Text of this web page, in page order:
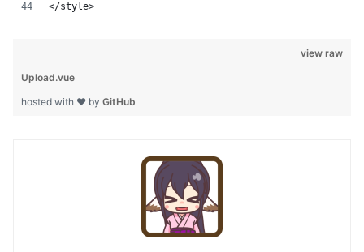
</style>
view raw
Upload.vue
hosted with ❤ by GitHub